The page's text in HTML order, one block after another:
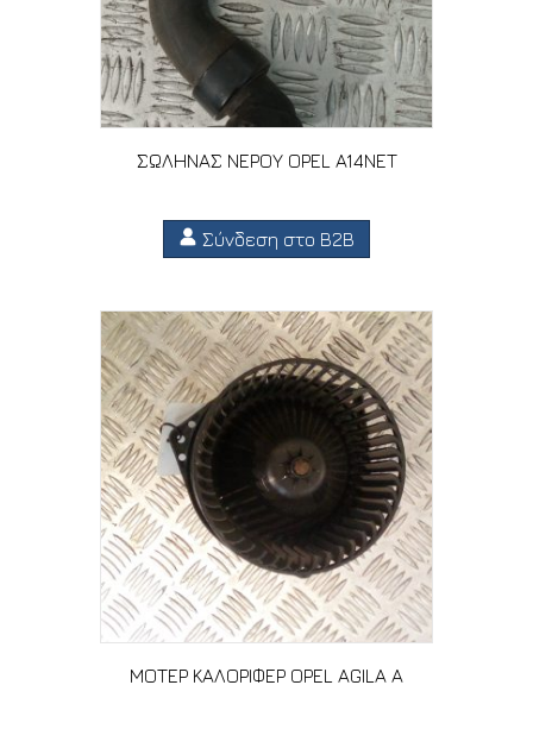
ΣΩΛΗΝΑΣ ΝΕΡΟΥ OPEL A14NET
Σύνδεση στο B2B
ΜΟΤΕΡ ΚΑΛΟΡΙΦΕΡ OPEL AGILA A